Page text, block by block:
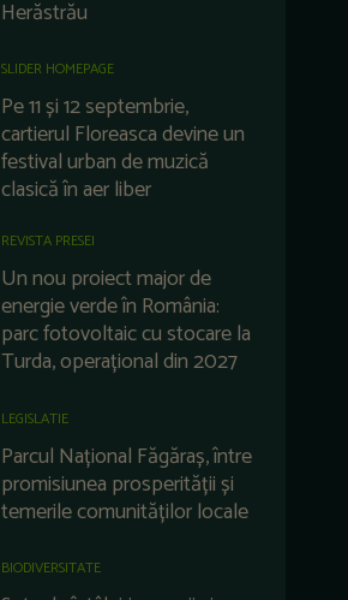
Herăstrău
SLIDER HOMEPAGE
Pe 11 și 12 septembrie,
cartierul Floreasca devine un
festival urban de muzică
clasică în aer liber
REVISTA PRESEI
Un nou proiect major de
energie verde în România:
parc fotovoltaic cu stocare la
Turda, operațional din 2027
LEGISLATIE
Parcul Național Făgăraș, între
promisiunea prosperității și
temerile comunităților locale
BIODIVERSITATE